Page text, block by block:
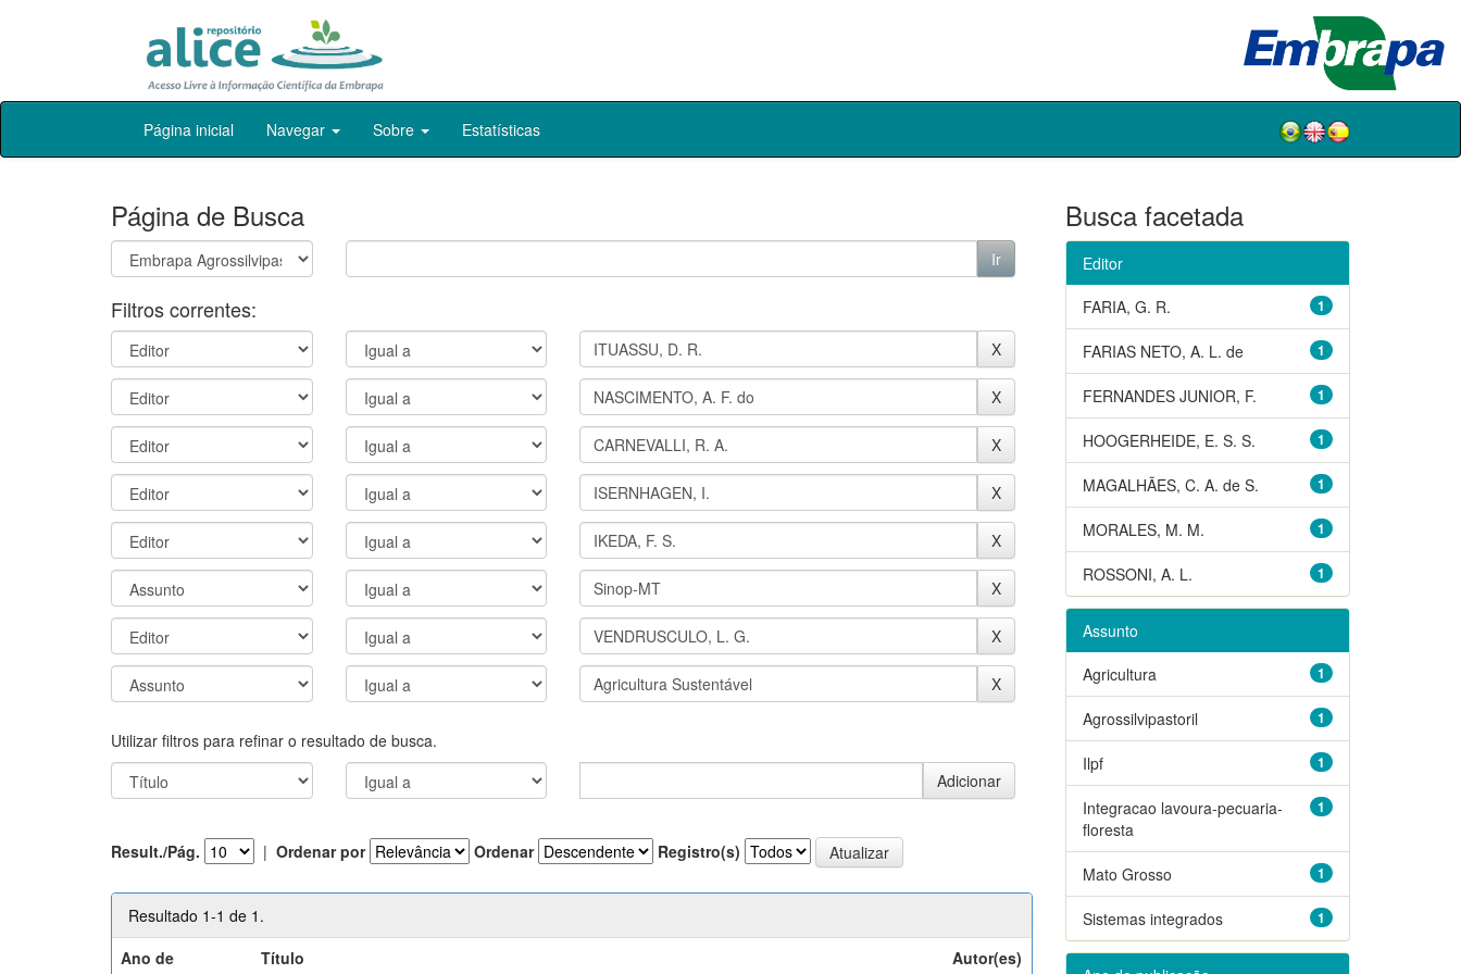
Skip
Página inicial Navegar Sobre Estatísticas
Página de Busca
Filtros correntes:
Utilizar filtros para refinar o resultado de busca.
Result./Pág. | Ordenar por Ordenar Registro(s)
Resultado 1-1 de 1.
Ano de
Título Autor(es)
Busca facetada
Editor
1
FARIA, G. R.
1
FARIAS NETO, A. L. de
1
FERNANDES JUNIOR, F.
1
HOOGERHEIDE, E. S. S.
1
MAGALHÃES, C. A. de S.
1
MORALES, M. M.
1
ROSSONI, A. L.
Assunto
1
Agricultura
1
Agrossilvipastoril
1
Ilpf
1
Integracao lavoura-pecuaria-
floresta
1
Mato Grosso
1
Sistemas integrados